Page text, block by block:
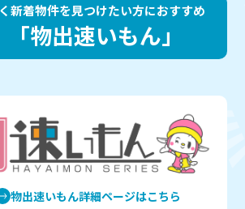
新着物件を見つけたい方におすすめ
「物出速いもん」
物出速いもん詳細ページはこちら